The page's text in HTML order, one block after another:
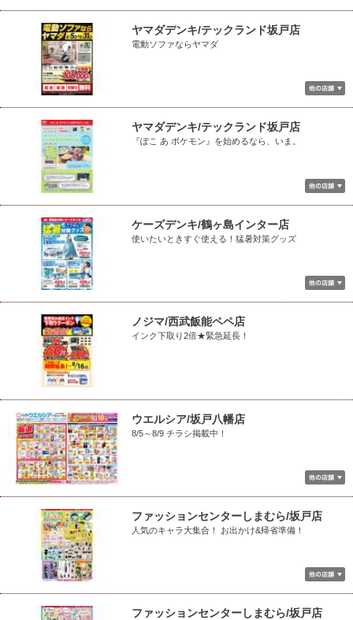
ヤマダデンキ/テックランド坂戸店
電動ソファならヤマダ
ヤマダデンキ/テックランド坂戸店
『ぽこ あ ポケモン』を始めるなら、いま。
ケーズデンキ/鶴ヶ島インター店
使いたいときすぐ使える！猛暑対策グッズ
ノジマ/西武飯能ペペ店
インク下取り2倍★緊急延長！
ウエルシア/坂戸八幡店
8/5～8/9 チラシ掲載中！
ファッションセンターしまむら/坂戸店
人気のキャラ大集合！ お出かけ&帰省準備！
ファッションセンターしまむら/坂戸店